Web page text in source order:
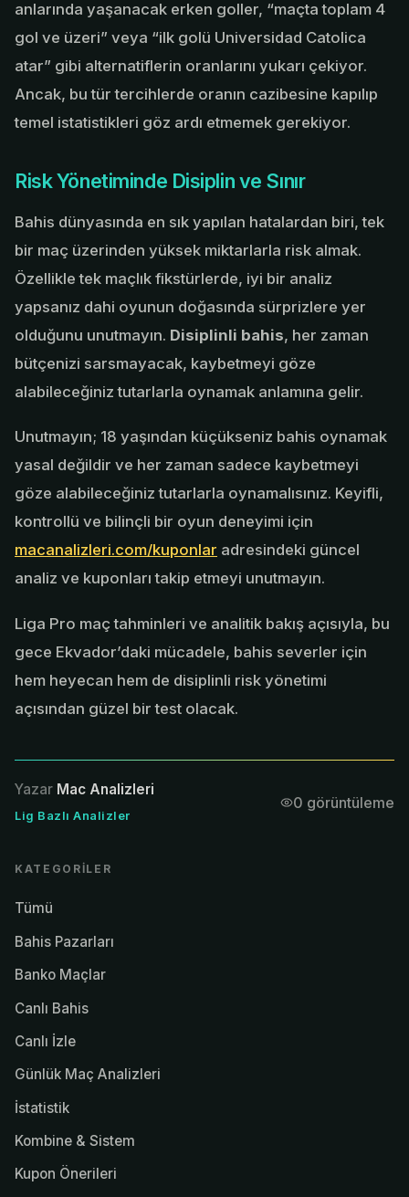
anlarında yaşanacak erken goller, “maçta toplam 4
gol ve üzeri” veya “ilk golü Universidad Catolica
atar” gibi alternatiflerin oranlarını yukarı çekiyor.
Ancak, bu tür tercihlerde oranın cazibesine kapılıp
temel istatistikleri göz ardı etmemek gerekiyor.
Risk Yönetiminde Disiplin ve Sınır
Bahis dünyasında en sık yapılan hatalardan biri, tek
bir maç üzerinden yüksek miktarlarla risk almak.
Özellikle tek maçlık fikstürlerde, iyi bir analiz
yapsanız dahi oyunun doğasında sürprizlere yer
olduğunu unutmayın. Disiplinli bahis, her zaman
bütçenizi sarsmayacak, kaybetmeyi göze
alabileceğiniz tutarlarla oynamak anlamına gelir.
Unutmayın; 18 yaşından küçükseniz bahis oynamak
yasal değildir ve her zaman sadece kaybetmeyi
göze alabileceğiniz tutarlarla oynamalısınız. Keyifli,
kontrollü ve bilinçli bir oyun deneyimi için
macanalizleri.com/kuponlar adresindeki güncel
analiz ve kuponları takip etmeyi unutmayın.
Liga Pro maç tahminleri ve analitik bakış açısıyla, bu
gece Ekvador’daki mücadele, bahis severler için
hem heyecan hem de disiplinli risk yönetimi
açısından güzel bir test olacak.
Yazar Mac Analizleri
Lig Bazlı Analizler
0 görüntüleme
KATEGORILER
Tümü
Bahis Pazarları
Banko Maçlar
Canlı Bahis
Canlı İzle
Günlük Maç Analizleri
İstatistik
Kombine & Sistem
Kupon Önerileri